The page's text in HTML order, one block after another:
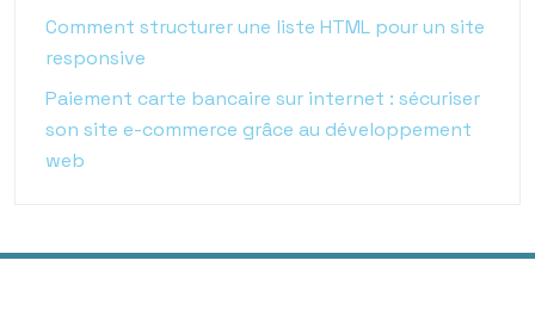
Comment structurer une liste HTML pour un site
responsive
Paiement carte bancaire sur internet : sécuriser
son site e-commerce grâce au développement
web